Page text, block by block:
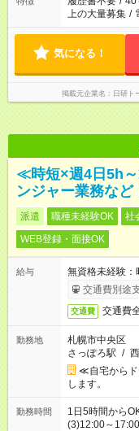
上の大量募集 /
気になる！
掲載元企業名 日研ト
≪時短×週4日5h
ンジャー業務など
派遣 職種未経験OK 社
WEB登録・面接OK
給与
無資格未経験
交通費別途
交通費 交通費
勤務地
札幌市中央区
さっぽろ駅 /
≪自宅からド
します。
勤務時間
1日5時間からOK！ ■シフト例 (1)8:00～13:00
(3)12:00～17:00 「子どもたちが学校に行く間だけ働きたい」